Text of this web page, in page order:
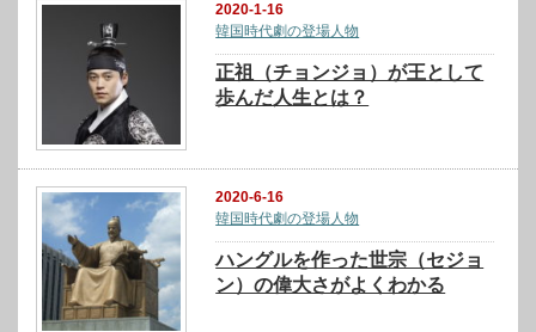
2020-1-16
韓国時代劇の登場人物
正祖（チョンジョ）が王として
歩んだ人生とは？
2020-6-16
韓国時代劇の登場人物
ハングルを作った世宗（セジョ
ン）の偉大さがよくわかる